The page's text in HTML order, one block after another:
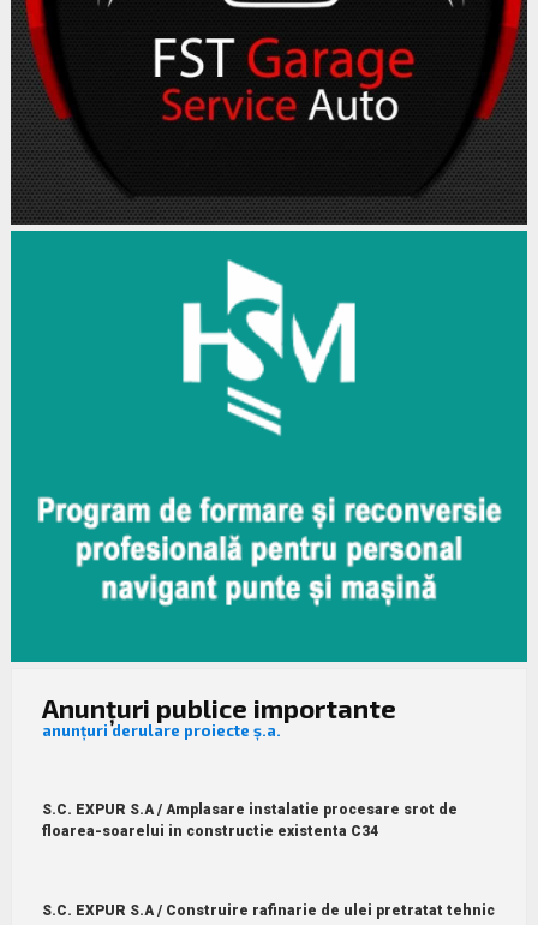
Anunțuri publice importante
anunțuri derulare proiecte ș.a.
S.C. EXPUR S.A / Amplasare instalatie procesare srot de
floarea-soarelui in constructie existenta C34
S.C. EXPUR S.A / Construire rafinarie de ulei pretratat tehnic